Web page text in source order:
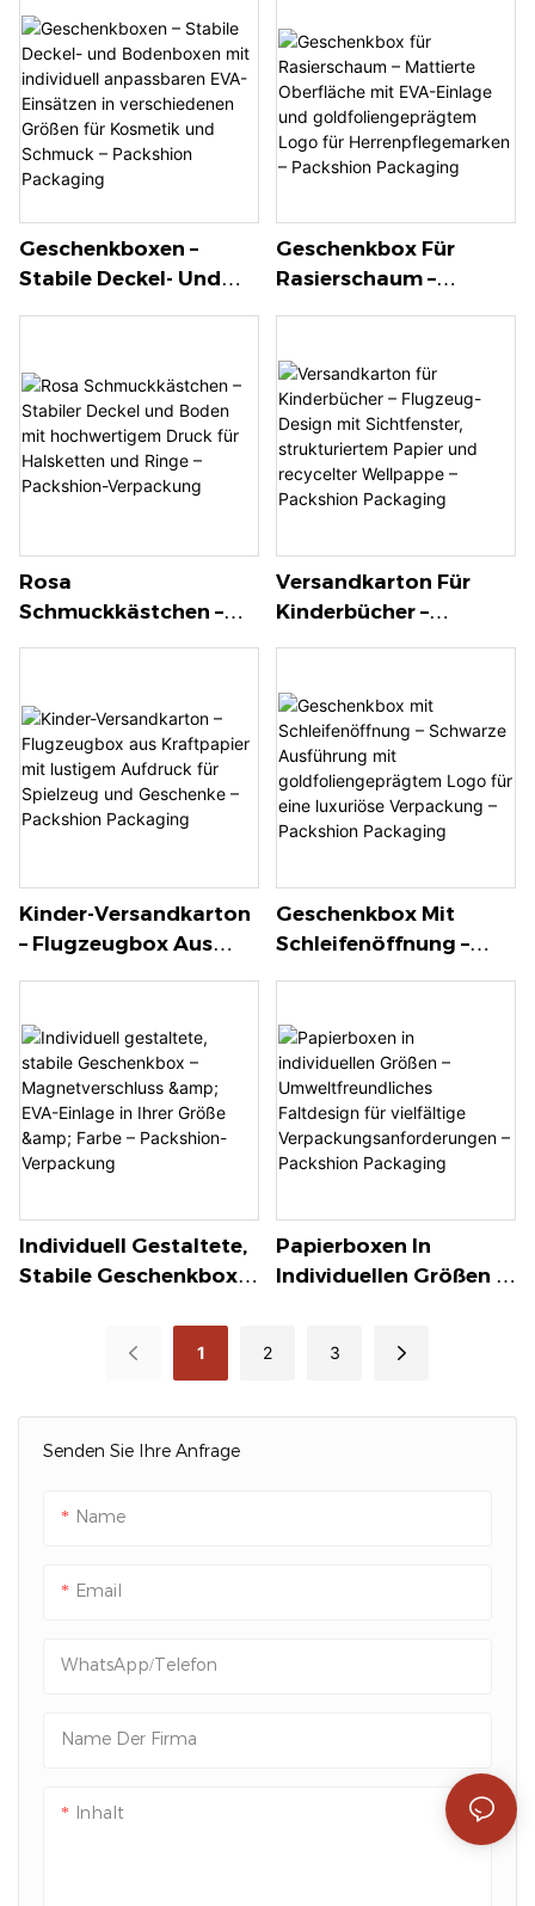
Senden Sie Ihre Anfrage
Name
Email
WhatsApp/Telefon
Name Der Firma
Inhalt
Kunststoffeinlage Für
Elektronik Und
Messgeräte –
Packshion Packaging
Spezialpapier Mit
Deckel Und Boden Für
Hochwertige
Verpackung –
Packshion Packaging
Geschenkboxen –
Stabile Deckel- Und
Anpassbaren EVA-
Einsätzen In
Verschiedenen Größen
Für Kosmetik Und
Schmuck – Packshion
Geschenkbox Für
Rasierschaum –
Goldfoliengeprägtem
Logo Für
Herrenpflegemarken –
Packshion Packaging
Rosa
Schmuckkästchen –
Hochwertigem Druck
Für Halsketten Und
Ringe – Packshion-
Verpackung
Versandkarton Für
Kinderbücher –
Strukturiertem Papier
Und Recycelter
Wellpappe – Packshion
Packaging
Kinder-Versandkarton
– Flugzeugbox Aus
Spielzeug Und
Geschenke – Packshion
Packaging
Geschenkbox Mit
Schleifenöffnung –
Goldfoliengeprägtem
Logo Für Eine
Luxuriöse Verpackung
– Packshion Packaging
Individuell Gestaltete,
Stabile Geschenkbox –
EVA-Einlage In Ihrer
Größe & Farbe –
Verpackung
Papierboxen In
Individuellen Größen –
Vielfältige
Ungen – Packshion
1 2 3